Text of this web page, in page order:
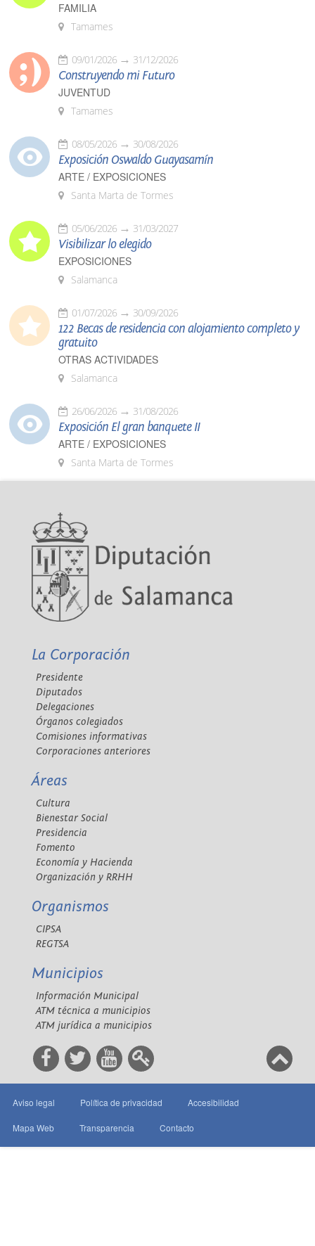
FAMILIA
Tamames
09/01/2026 31/12/2026
Construyendo mi Futuro
JUVENTUD
Tamames
08/05/2026 30/08/2026
Exposición Oswaldo Guayasamín
ARTE / EXPOSICIONES
Santa Marta de Tormes
05/06/2026 31/03/2027
Visibilizar lo elegido
EXPOSICIONES
Salamanca
01/07/2026 30/09/2026
122 Becas de residencia con alojamiento completo y
gratuito
OTRAS ACTIVIDADES
Salamanca
26/06/2026 31/08/2026
Exposición El gran banquete II
ARTE / EXPOSICIONES
Santa Marta de Tormes
La Corporación
Presidente
Diputados
Delegaciones
Órganos colegiados
Comisiones informativas
Corporaciones anteriores
Áreas
Cultura
Bienestar Social
Presidencia
Fomento
Economía y Hacienda
Organización y RRHH
Organismos
CIPSA
REGTSA
Municipios
Información Municipal
ATM técnica a municipios
ATM jurídica a municipios
Aviso legal Política de privacidad Accesibilidad
Mapa Web Transparencia Contacto